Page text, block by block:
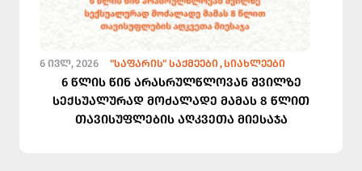
6 ᲘᲕᲚ, 2026 "ᲡᲐᲤᲐᲠᲘᲡ" ᲡᲐᲥᲛᲔᲔᲑᲘ ᲡᲘᲐᲮᲚᲔᲔᲑᲘ
6 წლის წინ არასრულწლოვან შვილზე
სექსუალურად მოძალადე მამას 8 წლით
თავისუფლების აღკვეთა მიესაჯა